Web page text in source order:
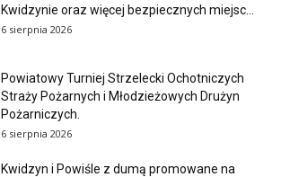
Kwidzynie oraz więcej bezpiecznych miejsc...
6 sierpnia 2026
Powiatowy Turniej Strzelecki Ochotniczych
Straży Pożarnych i Młodzieżowych Drużyn
Pożarniczych.
6 sierpnia 2026
Kwidzyn i Powiśle z dumą promowane na